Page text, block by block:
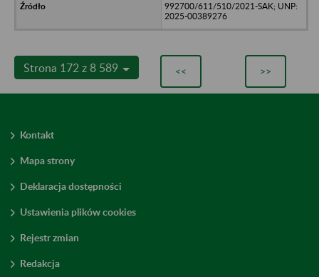
992700/611/510/2021-SAK; UNP:
2025-00389276
Strona 172 z 8 589 << >>
Kontakt
Mapa strony
Deklaracja dostępności
Ustawienia plików cookies
Rejestr zmian
Redakcja